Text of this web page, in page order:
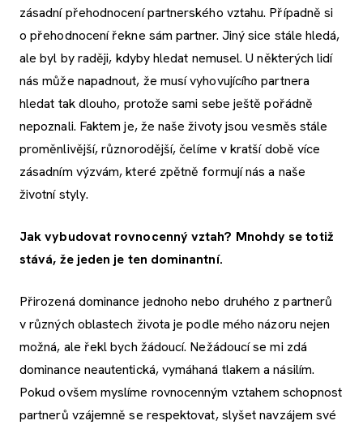
zásadní přehodnocení partnerského vztahu. Případně si
o přehodnocení řekne sám partner. Jiný sice stále hledá,
ale byl by raději, kdyby hledat nemusel. U některých lidí
nás může napadnout, že musí vyhovujícího partnera
hledat tak dlouho, protože sami sebe ještě pořádně
nepoznali. Faktem je, že naše životy jsou vesměs stále
proměnlivější, různorodější, čelíme v kratší době více
zásadním výzvám, které zpětně formují nás a naše
životní styly.
Jak vybudovat rovnocenný vztah? Mnohdy se totiž
stává, že jeden je ten dominantní.
Přirozená dominance jednoho nebo druhého z partnerů
v různých oblastech života je podle mého názoru nejen
možná, ale řekl bych žádoucí. Nežádoucí se mi zdá
dominance neautentická, vymáhaná tlakem a násilím.
Pokud ovšem myslíme rovnocenným vztahem schopnost
partnerů vzájemně se respektovat, slyšet navzájem své